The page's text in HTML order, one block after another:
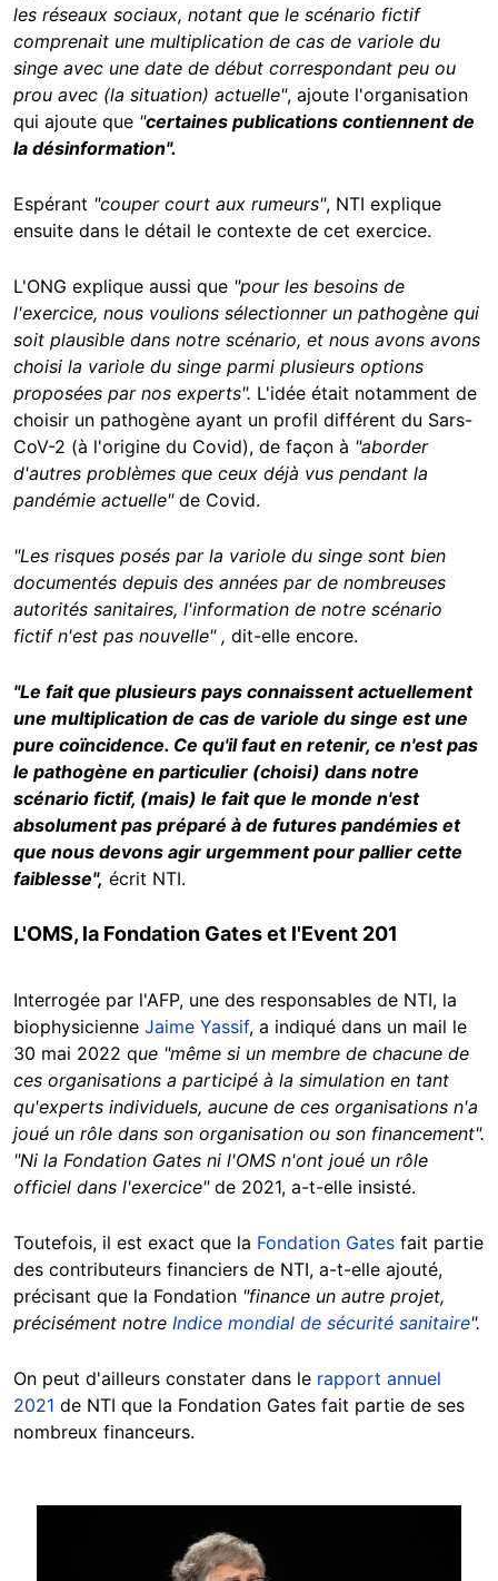
les réseaux sociaux, notant que le scénario fictif
comprenait une multiplication de cas de variole du
singe avec une date de début correspondant peu ou
prou avec (la situation) actuelle", ajoute l'organisation
qui ajoute que "certaines publications contiennent de
la désinformation".
Espérant "couper court aux rumeurs", NTI explique
ensuite dans le détail le contexte de cet exercice.
L'ONG explique aussi que "pour les besoins de
l'exercice, nous voulions sélectionner un pathogène qui
soit plausible dans notre scénario, et nous avons avons
choisi la variole du singe parmi plusieurs options
proposées par nos experts". L'idée était notamment de
choisir un pathogène ayant un profil différent du Sars-
CoV-2 (à l'origine du Covid), de façon à "aborder
d'autres problèmes que ceux déjà vus pendant la
pandémie actuelle"de Covid.
"Les risques posés par la variole du singe sont bien
documentés depuis des années par de nombreuses
autorités sanitaires, l'information de notre scénario
fictif n'est pas nouvelle" , dit-elle encore.
"Le fait que plusieurs pays connaissent actuellement
une multiplication de cas de variole du singe est une
pure coïncidence. Ce qu'il faut en retenir, ce n'est pas
le pathogène en particulier (choisi) dans notre
scénario fictif, (mais) le fait que le monde n'est
absolument pas préparé à de futures pandémies et
que nous devons agir urgemment pour pallier cette
faiblesse", écrit NTI.
L'OMS, la Fondation Gates et l'Event 201
Interrogée par l'AFP, une des responsables de NTI, la
biophysicienne Jaime Yassif, a indiqué dans un mail le
30 mai 2022 que "même si un membre de chacune de
ces organisations a participé à la simulation en tant
qu'experts individuels, aucune de ces organisations n'a
joué un rôle dans son organisation ou son financement".
"Ni la Fondation Gates ni l'OMS n'ont joué un rôle
officiel dans l'exercice" de 2021, a-t-elle insisté.
Toutefois, il est exact que la Fondation Gates fait partie
des contributeurs financiers de NTI, a-t-elle ajouté,
précisant que la Fondation "finance un autre projet,
précisément notre Indice mondial de sécurité sanitaire".
On peut d'ailleurs constater dans le rapport annuel
2021 de NTI que la Fondation Gates fait partie de ses
nombreux financeurs.